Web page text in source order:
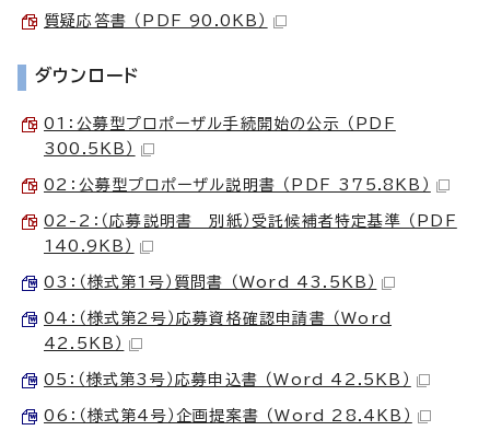
質疑応答書 （PDF 90.0KB）
ダウンロード
01：公募型プロポーザル手続開始の公示 （PDF
300.5KB）
02：公募型プロポーザル説明書 （PDF 375.8KB）
02-2：（応募説明書 別紙）受託候補者特定基準 （PDF
140.9KB）
03：（様式第1号）質問書 （Word 43.5KB）
04：（様式第2号）応募資格確認申請書 （Word
42.5KB）
05：（様式第3号）応募申込書 （Word 42.5KB）
06：（様式第4号）企画提案書 （Word 28.4KB）